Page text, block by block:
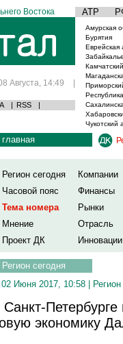
Востока АТР
Августа, 14:49 |
| RSS |
Амурская
Бурятия
Еврейская
Чукотский
главная
Регион сегодня
Компании
Часовой пояс
Финансы
Тема номера
Рынки
Мнение
Отрасль
Проект ДК
Инновации
Регион сегодня
02 Июня 2017, 10:58 |
Санкт-
экономику